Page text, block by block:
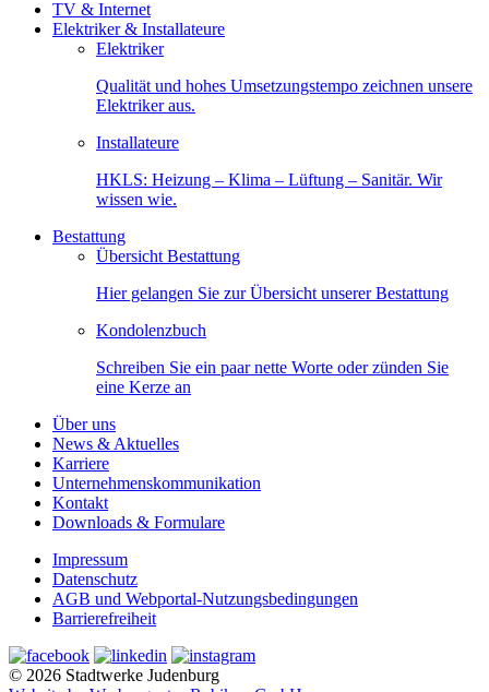
TV & Internet
Elektriker & Installateure
Elektriker
Qualität und hohes Umsetzungstempo zeichnen unsere
Elektriker aus.
Installateure
HKLS: Heizung – Klima – Lüftung – Sanitär. Wir
wissen wie.
Bestattung
Übersicht Bestattung
Hier gelangen Sie zur Übersicht unserer Bestattung
Kondolenzbuch
Schreiben Sie ein paar nette Worte oder zünden Sie
eine Kerze an
Über uns
News & Aktuelles
Karriere
Unternehmenskommunikation
Kontakt
Downloads & Formulare
Impressum
Datenschutz
AGB und Webportal-Nutzungsbedingungen
Barrierefreiheit
© 2026 Stadtwerke Judenburg